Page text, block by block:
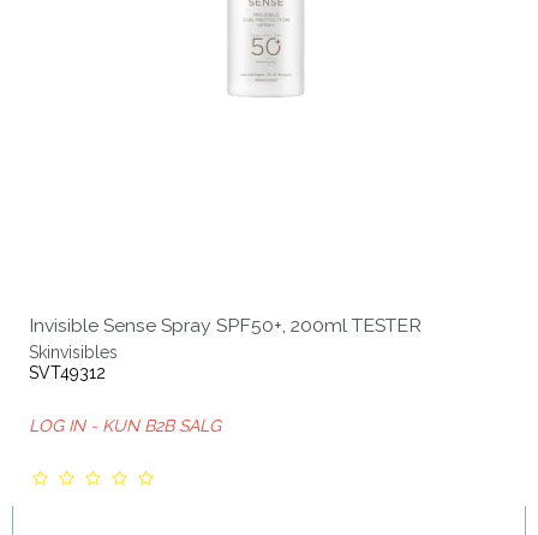
Invisible Sense Spray SPF50+, 200ml TESTER
Skinvisibles
SVT49312
LOG IN - KUN B2B SALG